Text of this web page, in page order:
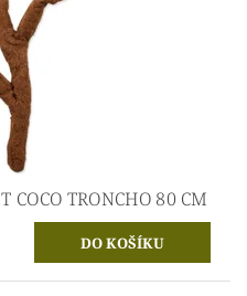
COCO TRONCHO 80 CM